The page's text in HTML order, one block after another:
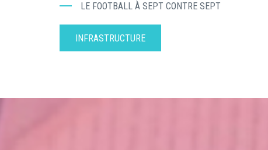
LE FOOTBALL À SEPT CONTRE SEPT
INFRASTRUCTURE